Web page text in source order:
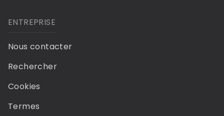
ENTREPRISE
Nous contacter
Rechercher
Cookies
Termes